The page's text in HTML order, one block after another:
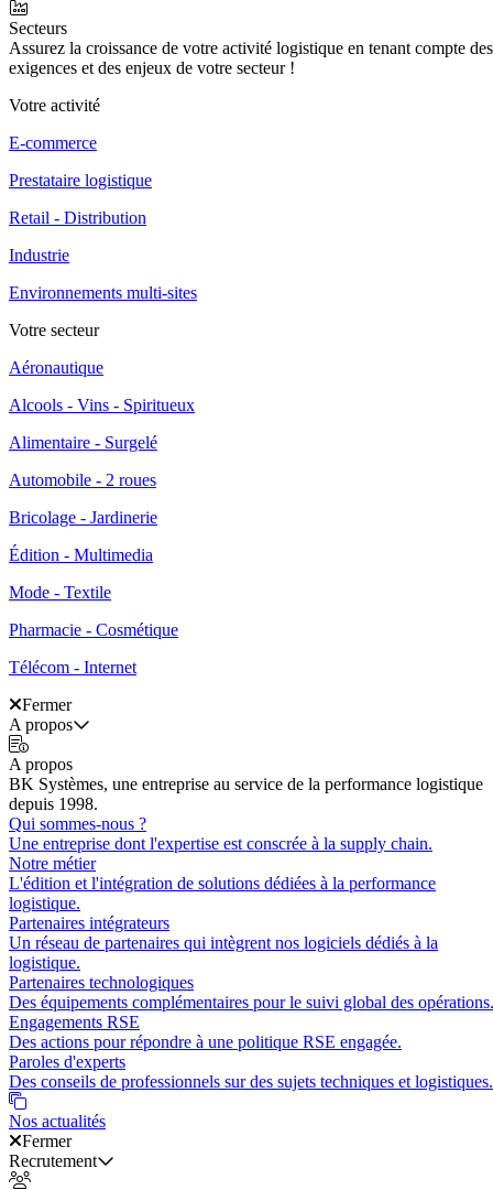
Secteurs
Assurez la croissance de votre activité logistique en tenant compte des
exigences et des enjeux de votre secteur !
Votre activité
E-commerce
Prestataire logistique
Retail - Distribution
Industrie
Environnements multi-sites
Votre secteur
Aéronautique
Alcools - Vins - Spiritueux
Alimentaire - Surgelé
Automobile - 2 roues
Bricolage - Jardinerie
Édition - Multimedia
Mode - Textile
Pharmacie - Cosmétique
Télécom - Internet
Fermer
A propos
A propos
BK Systèmes, une entreprise au service de la performance logistique
depuis 1998.
Qui sommes-nous ?
Une entreprise dont l'expertise est conscrée à la supply chain.
Notre métier
L'édition et l'intégration de solutions dédiées à la performance
logistique.
Partenaires intégrateurs
Un réseau de partenaires qui intègrent nos logiciels dédiés à la
logistique.
Partenaires technologiques
Des équipements complémentaires pour le suivi global des opérations.
Engagements RSE
Des actions pour répondre à une politique RSE engagée.
Paroles d'experts
Des conseils de professionnels sur des sujets techniques et logistiques.
Nos actualités
Fermer
Recrutement